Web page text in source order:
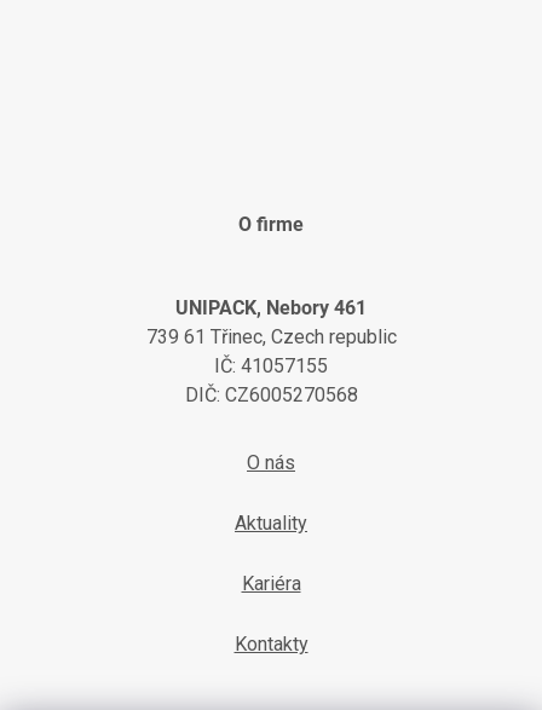
O firme
UNIPACK, Nebory 461
739 61 Třinec, Czech republic
IČ: 41057155
DIČ: CZ6005270568
O nás
Aktuality
Kariéra
Kontakty